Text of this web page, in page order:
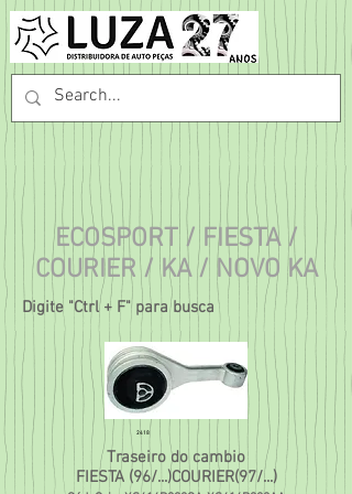
ECOSPORT / FIESTA /
COURIER /KA / NOVO KA
Digite "Ctrl + F" para busca
2418
Traseiro do cambio
FIESTA (96/...)COURIER(97/...)